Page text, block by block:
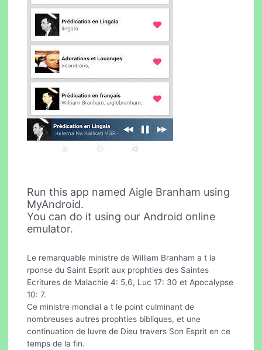
Run this app named Aigle Branham using
MyAndroid.
You can do it using our Android online
emulator.
Le remarquable ministre de William Branham a t la
rponse du Saint Esprit aux prophties des Saintes
Ecritures de Malachie 4: 5,6, Luc 17: 30 et Apocalypse
10: 7.
Ce ministre mondial a t le point culminant de
nombreuses autres prophties bibliques, et une
continuation de luvre de Dieu travers Son Esprit en ce
temps de la fin.